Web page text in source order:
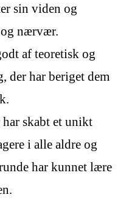
sin viden og
og nærvær.
af teoretisk og
der har beriget dem
skabt et unikt
i alle aldre og
har kunnet lære